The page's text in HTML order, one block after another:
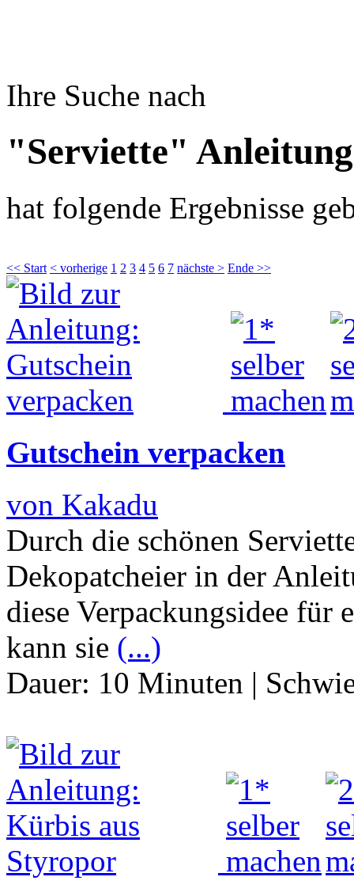
Ihre Suche nach
"Serviette"
hat folgende Ergebnisse
<< Start < vorherige 1 2 3 4 5 6 7 nächste > Ende >>
Gutschein verpacken
von Kakadu
Durch die schönen
Dekopatcheier in der
diese Verpackungsidee für
kann sie (...)
Dauer: 10 Minuten |